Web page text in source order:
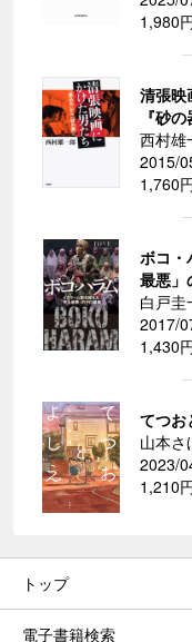
1,980
清張映
『砂
西村雄
2015/
1,760
ボコ・
最悪
白戸圭
2017/
1,430
てつお
山本さ
2023/
1,210
トップ
電子書籍検索